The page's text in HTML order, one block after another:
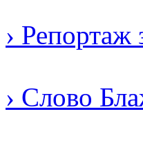
› Репортаж
› Слово